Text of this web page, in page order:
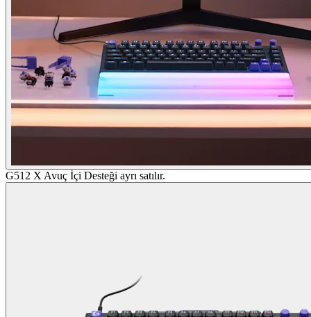
G512 X Avuç İçi Desteği ayrı satılır.